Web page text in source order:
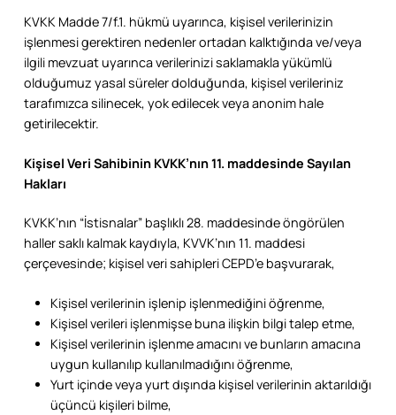
KVKK Madde 7/f.1. hükmü uyarınca, kişisel verilerinizin
işlenmesi gerektiren nedenler ortadan kalktığında ve/veya
ilgili mevzuat uyarınca verilerinizi saklamakla yükümlü
olduğumuz yasal süreler dolduğunda, kişisel verileriniz
tarafımızca silinecek, yok edilecek veya anonim hale
getirilecektir.
Kişisel Veri Sahibinin KVKK’nın 11. maddesinde Sayılan
Hakları
KVKK’nın “İstisnalar” başlıklı 28. maddesinde öngörülen
haller saklı kalmak kaydıyla, KVVK’nın 11. maddesi
çerçevesinde; kişisel veri sahipleri CEPD’e başvurarak,
Kişisel verilerinin işlenip işlenmediğini öğrenme,
Kişisel verileri işlenmişse buna ilişkin bilgi talep etme,
Kişisel verilerinin işlenme amacını ve bunların amacına
uygun kullanılıp kullanılmadığını öğrenme,
Yurt içinde veya yurt dışında kişisel verilerinin aktarıldığı
üçüncü kişileri bilme,